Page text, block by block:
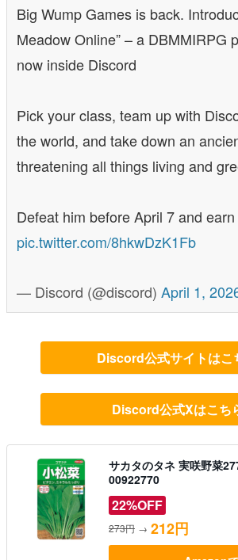
Big Wump Games is back.
Meadow Online” – a DBMMIRPG
now inside Discord
Pick your class, team up with
the world, and take down an
threatening all things living and
Defeat him before April 7 and
pic.twitter.com/8hkwDzK1Fb
— Discord (@discord) April 1,
Discord公式サイトはこ
Discord公式Xはこち
サカタのタネ 実咲野菜
00922770
22%OFF
273円 → 212円